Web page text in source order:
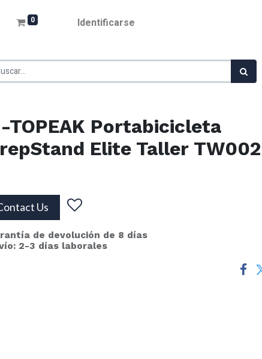
0 Identificarse
TOPEAK Portabicicleta
Elite Taller
Us
de devolución de 8 días
2-3 días laborales